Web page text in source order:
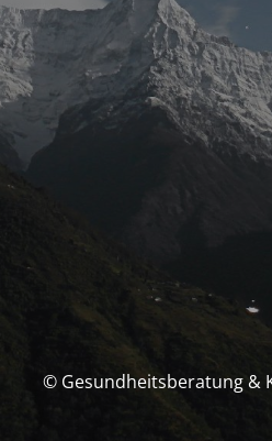
© Gesundheitsberatung &